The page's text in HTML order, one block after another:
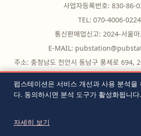
사업자등록번호: 830-86-
TEL: 070-4006-0224
통신판매업신고: 2024-서울
E-MAIL:
주소: 충청남도 천안시 동남구 풍세로 694,
구룡빌딩)
이용약관
쿠
펍스테이션은 서비스 개선과 사용 분석을
다. 동의하시면 분석 도구가 활성화됩니다.
자세히 보기